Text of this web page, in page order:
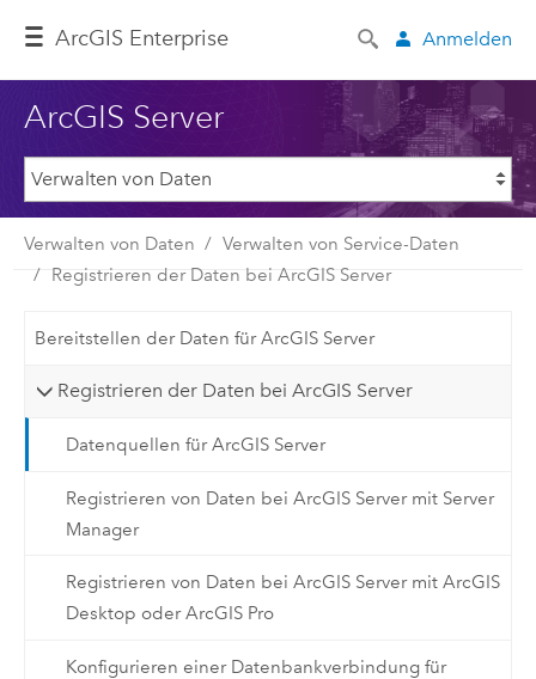
ArcGIS Enterprise Anmelden
ArcGIS Server
Verwalten von Daten
Verwalten von Service-Daten
Registrieren der Daten bei ArcGIS Server
Bereitstellen der Daten für ArcGIS Server
Registrieren der Daten bei ArcGIS Server
Datenquellen für ArcGIS Server
Registrieren von Daten bei ArcGIS Server mit Server
Manager
Registrieren von Daten bei ArcGIS Server mit ArcGIS
Desktop oder ArcGIS Pro
Konfigurieren einer Datenbankverbindung für